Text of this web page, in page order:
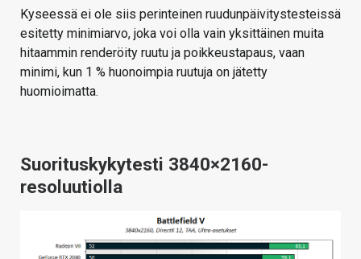
Kyseessä ei ole siis perinteinen ruudunpäivitystesteissä
esitetty minimiarvo, joka voi olla vain yksittäinen muita
hitaammin renderöity ruutu ja poikkeustapaus, vaan
minimi, kun 1 % huonoimpia ruutuja on jätetty
huomioimatta.
Suorituskykytesti 3840×2160-
resoluutiolla